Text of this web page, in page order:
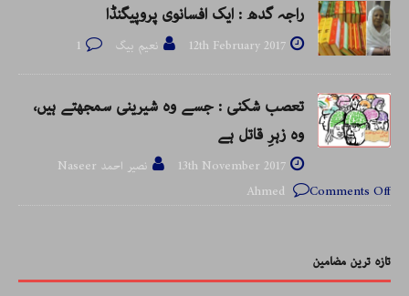
راجہ گدھ : ایک افسانوی پروپیگنڈا
12th February 2017 نعیم بیگ 1
تعصب شکنی : جسے وہ شیرینی سمجھتے ہیں،
وہ زہرِ قاتل ہے
13th November 2017
نصیر احمد Naseer
Ahmed
Comments Off
تازہ ترین مضامین